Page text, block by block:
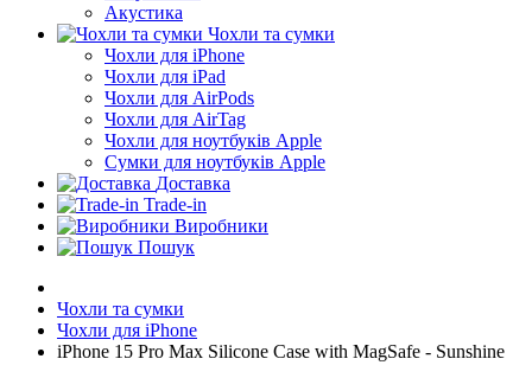
Акустика
Чохли та сумки
Чохли для iPhone
Чохли для iPad
Чохли для AirPods
Чохли для AirTag
Чохли для ноутбуків Apple
Сумки для ноутбуків Apple
Доставка
Trade-in
Виробники
Пошук
Чохли та сумки
Чохли для iPhone
iPhone 15 Pro Max Silicone Case with MagSafe - Sunshine